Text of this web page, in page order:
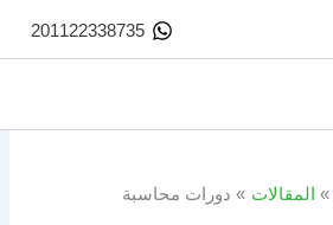
201122338735
المقالات دورات محاسبة